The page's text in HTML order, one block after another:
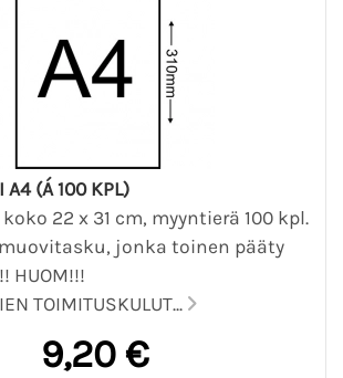
A4 (Á 100 KPL)
22 x 31 cm, myyntierä 100 kpl.
jonka toinen pääty
HUOM!!!
TOIMITUSKULUT...
9,20 €